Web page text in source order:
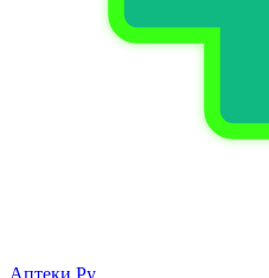
Аптеки.Ру